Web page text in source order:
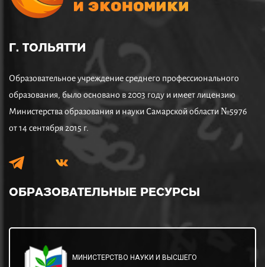
Г. ТОЛЬЯТТИ
Образовательное учреждение среднего профессионального
образования, было основано в 2003 году и имеет лицензию
Министерства образования и науки Самарской области №5976
от 14 сентября 2015 г.
ОБРАЗОВАТЕЛЬНЫЕ РЕСУРСЫ
МИНИСТЕРСТВО НАУКИ И ВЫСШЕГО